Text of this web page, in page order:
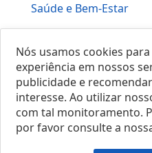
Saúde e Bem-Estar
Nós usamos cookies
experiência em nossos
publicidade e
interesse. Ao utilizar
com tal monitoramento.
por favor consulte a